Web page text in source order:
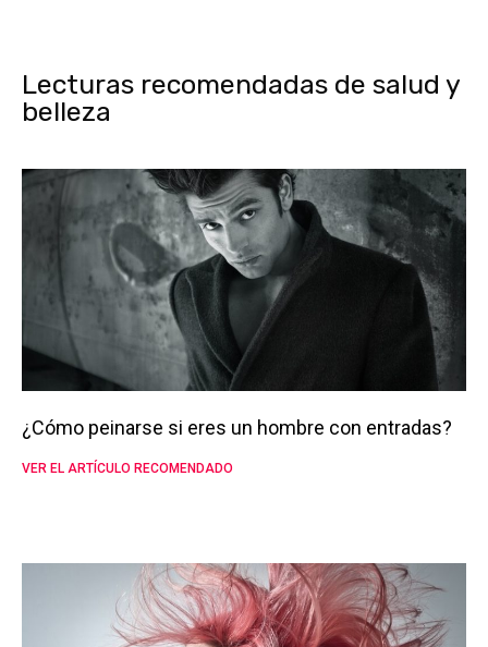
Lecturas recomendadas de salud y
belleza
¿Cómo peinarse si eres un hombre con entradas?
VER EL ARTÍCULO RECOMENDADO